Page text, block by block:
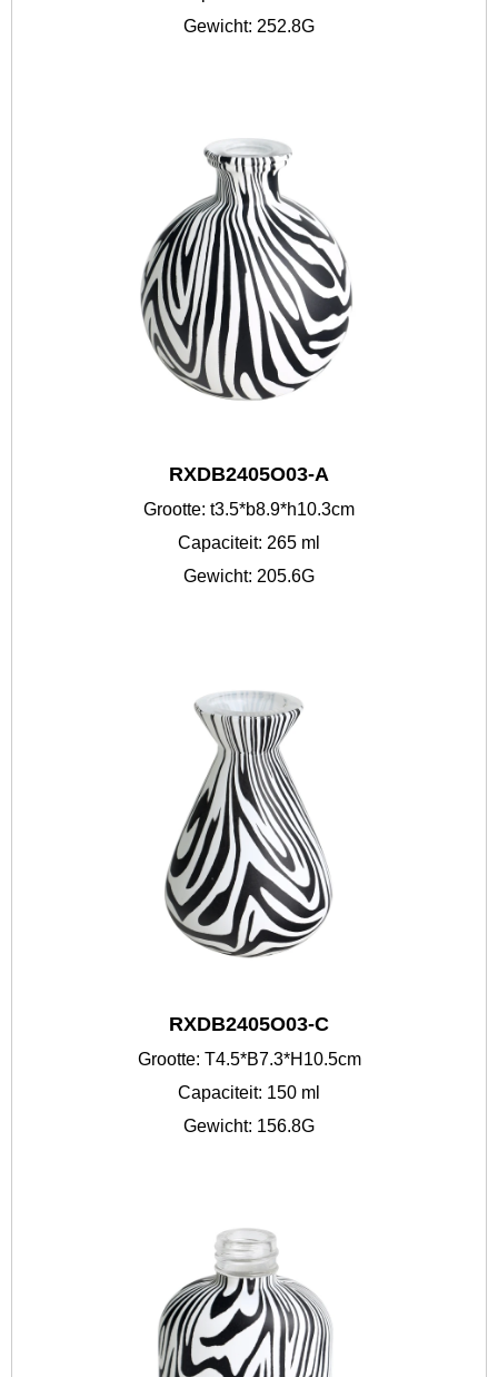
Gewicht: 252.8G
RXDB2405O03-A
Grootte: t3.5*b8.9*h10.3cm
Capaciteit: 265 ml
Gewicht: 205.6G
RXDB2405O03-C
Grootte: T4.5*B7.3*H10.5cm
Capaciteit: 150 ml
Gewicht: 156.8G